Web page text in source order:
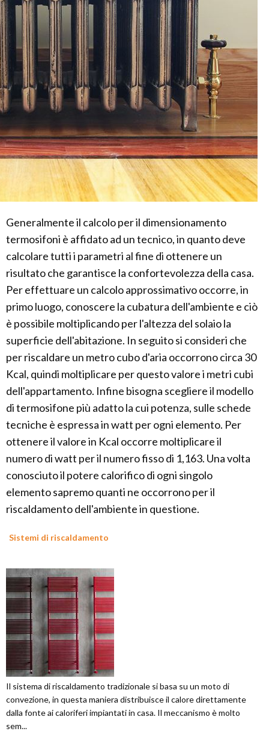
Generalmente il calcolo per il dimensionamento
termosifoni è affidato ad un tecnico, in quanto deve
calcolare tutti i parametri al fine di ottenere un
risultato che garantisce la confortevolezza della casa.
Per effettuare un calcolo approssimativo occorre, in
primo luogo, conoscere la cubatura dell'ambiente e ciò
è possibile moltiplicando per l'altezza del solaio la
superficie dell'abitazione. In seguito si consideri che
per riscaldare un metro cubo d'aria occorrono circa 30
Kcal, quindi moltiplicare per questo valore i metri cubi
dell'appartamento. Infine bisogna scegliere il modello
di termosifone più adatto la cui potenza, sulle schede
tecniche è espressa in watt per ogni elemento. Per
ottenere il valore in Kcal occorre moltiplicare il
numero di watt per il numero fisso di 1,163. Una volta
conosciuto il potere calorifico di ogni singolo
elemento sapremo quanti ne occorrono per il
riscaldamento dell'ambiente in questione.
Sistemi di riscaldamento
Il sistema di riscaldamento tradizionale si basa su un moto di
convezione, in questa maniera distribuisce il calore direttamente
dalla fonte ai caloriferi impiantati in casa. Il meccanismo è molto
sem...